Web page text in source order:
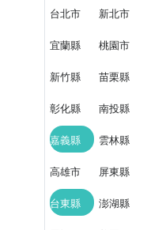
台北市 新北市
宜蘭縣 桃園市
新竹縣 苗栗縣
彰化縣 南投縣
嘉義縣 雲林縣
高雄市 屏東縣
台東縣 澎湖縣